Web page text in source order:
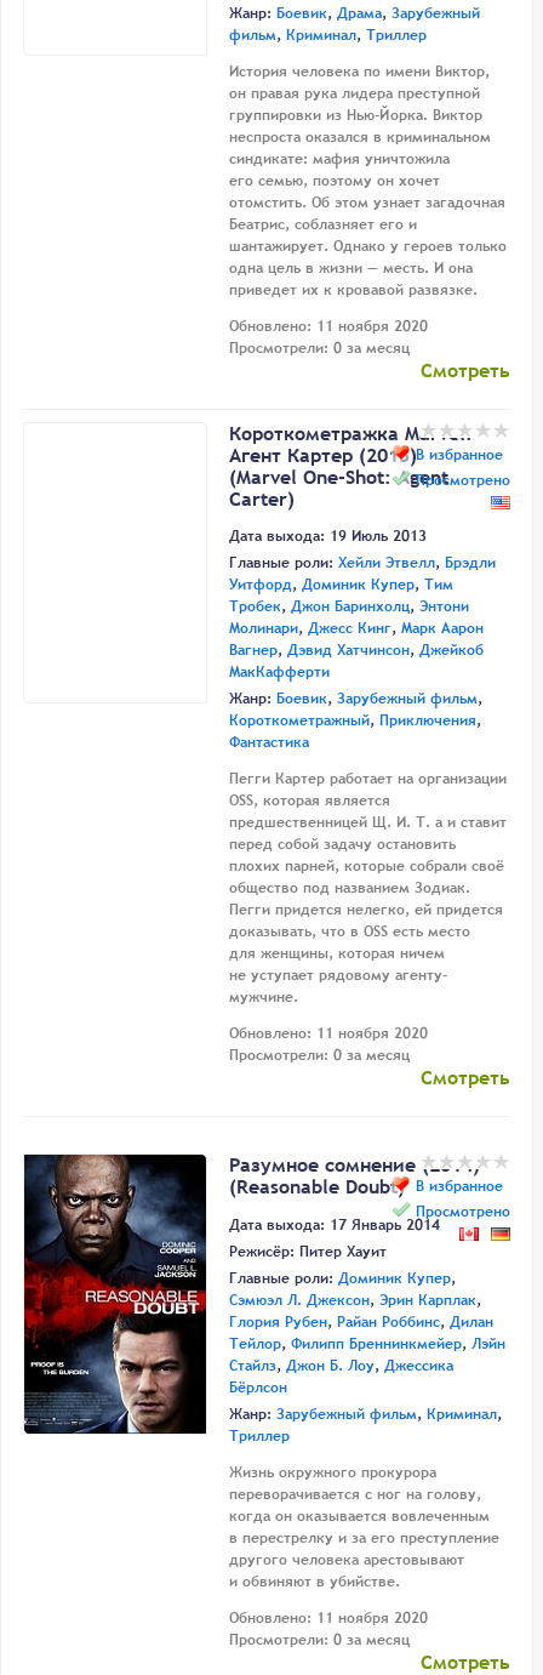
Жанр: Боевик, Драма, Зарубежный
фильм, Криминал, Триллер
История человека по имени Виктор,
он правая рука лидера преступной
группировки из Нью-Йорка. Виктор
неспроста оказался в криминальном
синдикате: мафия уничтожила
его семью, поэтому он хочет
отомстить. Об этом узнает загадочная
Беатрис, соблазняет его и
шантажирует. Однако у героев только
одна цель в жизни — месть. И она
приведет их к кровавой развязке.
Обновлено: 11 ноября 2020
Просмотрели: 0 за месяц
Смотреть
В избранное
Просмотрено
Короткометражка Marvel:
Агент Картер (2013)
(Marvel One-Shot: Agent
Carter)
Дата выхода: 19 Июль 2013
Главные роли: Хейли Этвелл, Брэдли
Уитфорд, Доминик Купер, Тим
Тробек, Джон Баринхолц, Энтони
Молинари, Джесс Кинг, Марк Аарон
Вагнер, Дэвид Хатчинсон, Джейкоб
МакКафферти
Жанр: Боевик, Зарубежный фильм,
Короткометражный, Приключения,
Фантастика
Пегги Картер работает на организации
OSS, которая является
предшественницей Щ. И. Т. а и ставит
перед собой задачу остановить
плохих парней, которые собрали своё
общество под названием Зодиак.
Пегги придется нелегко, ей придется
доказывать, что в OSS есть место
для женщины, которая ничем
не уступает рядовому агенту-
мужчине.
Обновлено: 11 ноября 2020
Просмотрели: 0 за месяц
Смотреть
В избранное
Просмотрено
Разумное сомнение (2014)
(Reasonable Doubt)
Дата выхода: 17 Январь 2014
Режисёр: Питер Хауит
Главные роли: Доминик Купер,
Сэмюэл Л. Джексон, Эрин Карплак,
Глория Рубен, Райан Роббинс, Дилан
Тейлор, Филипп Бреннинкмейер, Лэйн
Стайлз, Джон Б. Лоу, Джессика
Бёрлсон
Жанр: Зарубежный фильм, Криминал,
Триллер
Жизнь окружного прокурора
переворачивается с ног на голову,
когда он оказывается вовлеченным
в перестрелку и за его преступление
другого человека арестовывают
и обвиняют в убийстве.
Обновлено: 11 ноября 2020
Просмотрели: 0 за месяц
Смотреть